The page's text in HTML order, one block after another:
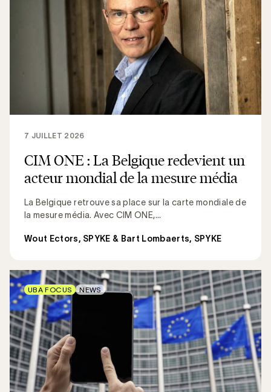
CIM ONE : La Belgique redevient un
acteur mondial de la mesure média
La Belgique retrouve sa place sur la carte mondiale de
la mesure média. Avec CIM ONE,...
7 JUILLET 2026
Wout Ectors, SPYKE & Bart Lombaerts, SPYKE
UBA FOCUS NEWS